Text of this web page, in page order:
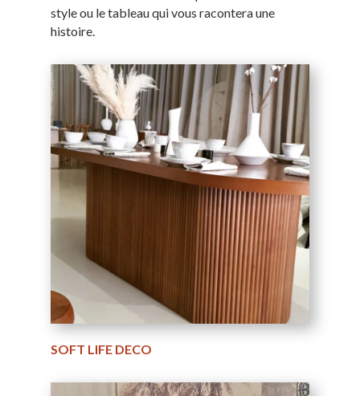
style ou le tableau qui vous racontera une
histoire.
SOFT LIFE DECO